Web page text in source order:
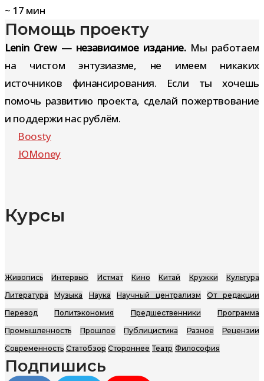
~ 17 мин
Помощь проекту
Lenin Crew — независимое издание.Мы работаем
на чистом энтузиазме, не имеем никаких
источников финансирования. Если ты хочешь
помочь развитию проекта, сделай пожертвование
и поддержи нас рублём.
Boosty
ЮMoney
Курсы
Живопись Интервью Истмат Кино Китай Кружки
Культура
Литература
Музыка Наука Научный централизм
От редакции
Перевод
Политэкономия Предшественники
Программа
Промышленность
Прошлое Публицистика Разное
Рецензии
Современность Статобзор Стороннее Театр Философия
Подпишись